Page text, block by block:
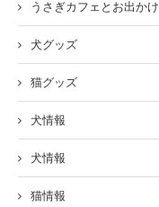
うさぎカフェとお出かけ
犬グッズ
猫グッズ
犬情報
犬情報
猫情報